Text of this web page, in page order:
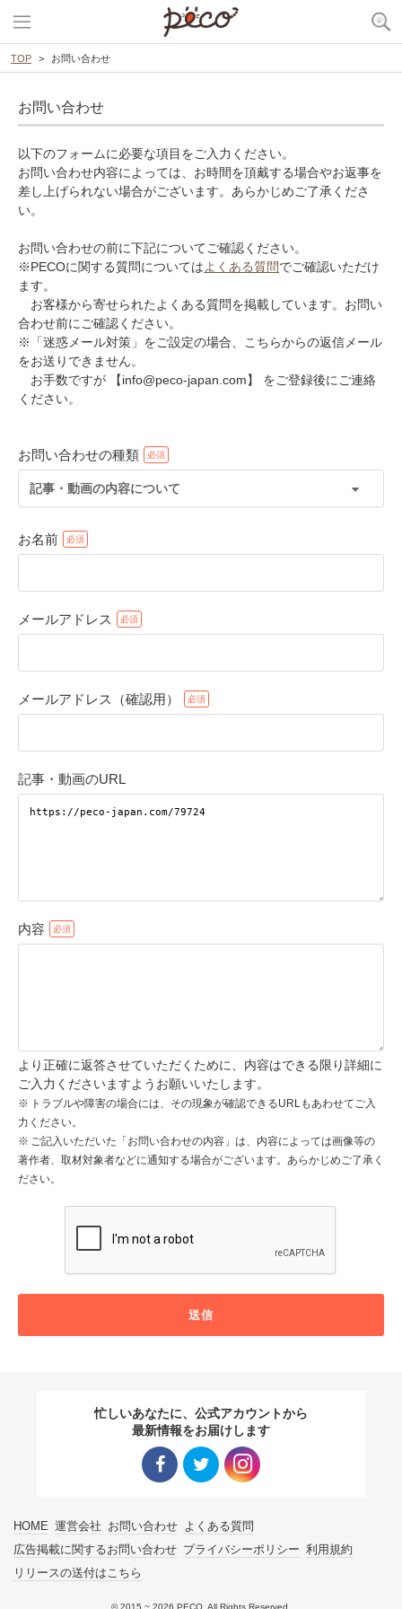
TOP お問い合わせ
お問い合わせ
以下のフォームに必要な項目をご入力ください。
お問い合わせ内容によっては、お時間を頂戴する場合やお返事を
差し上げられない場合がございます。あらかじめご了承くださ
い。
お問い合わせの前に下記についてご確認ください。
※PECOに関する質問についてはよくある質問でご確認いただけ
ます。
お客様から寄せられたよくある質問を掲載しています。お問い
合わせ前にご確認ください。
※「迷惑メール対策」をご設定の場合、こちらからの返信メール
をお送りできません。
お手数ですが 【info@peco-japan.com】 をご登録後にご連絡
ください。
お問い合わせの種類
記事・動画の内容について
お名前
メールアドレス
メールアドレス（確認用）
記事・動画のURL
内容
より正確に返答させていただくために、内容はできる限り詳細に
ご入力くださいますようお願いいたします。
トラブルや障害の場合には、その現象が確認できるURLもあわせてご入
力ください。
ご記入いただいた「お問い合わせの内容」は、内容によっては画像等の
著作者、取材対象者などに通知する場合がございます。あらかじめご了承く
ださい。
送信
忙しいあなたに、公式アカウントから
最新情報をお届けします
HOME 運営会社 お問い合わせ よくある質問
広告掲載に関するお問い合わせ プライバシーポリシー 利用規約
リリースの送付はこちら
© 2015 ~ 2026 PECO. All Rights Reserved.
アプリで開く